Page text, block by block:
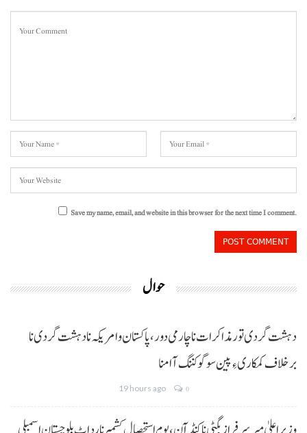
Save my name, email, and website in this browser for the next time I comment.
حوال
دہشت گردی تور مذاکرات نا چارمی دور،پاکستان و امریکہ نا دہشت گردی نا
برخلاف کمکاری ءِ پین سوگو کننگ آ امنا
19 hours ago 0